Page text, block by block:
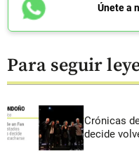
Únete a
Para seguir
Crónicas
decide